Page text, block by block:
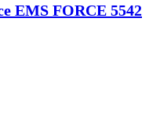
EMS FORCE 5542